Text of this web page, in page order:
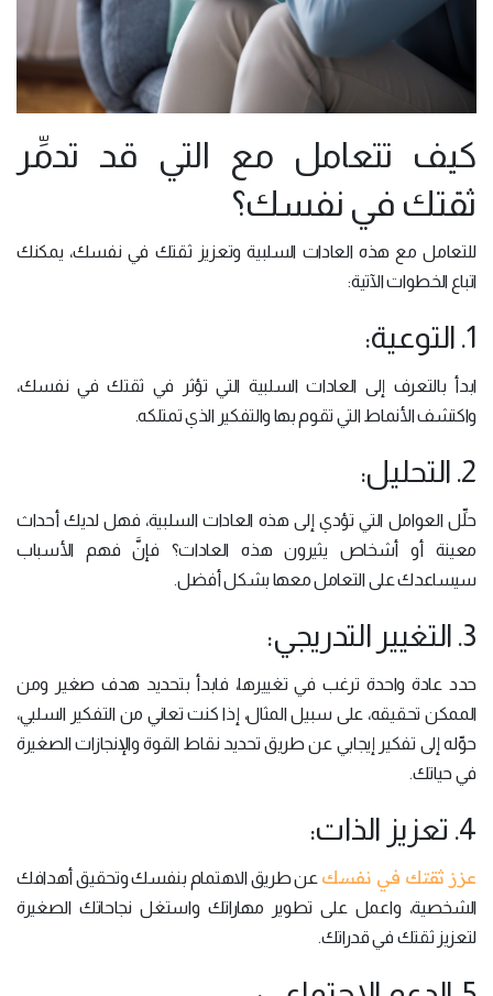
كيف تتعامل مع التي قد تدمِّر
ثقتك في نفسك؟
للتعامل مع هذه العادات السلبية وتعزيز ثقتك في نفسك، يمكنك
اتباع الخطوات الآتية:
1. التوعية:
ابدأ بالتعرف إلى العادات السلبية التي تؤثر في ثقتك في نفسك،
واكتشف الأنماط التي تقوم بها والتفكير الذي تمتلكه.
2. التحليل:
حلِّل العوامل التي تؤدي إلى هذه العادات السلبية، فهل لديك أحداث
معينة أو أشخاص يثيرون هذه العادات؟ فإنَّ فهم الأسباب
سيساعدك على التعامل معها بشكل أفضل.
3. التغيير التدريجي:
حدد عادة واحدة ترغب في تغييرها، فابدأ بتحديد هدف صغير ومن
الممكن تحقيقه، على سبيل المثال، إذا كنت تعاني من التفكير السلبي،
حوِّله إلى تفكير إيجابي عن طريق تحديد نقاط القوة والإنجازات الصغيرة
في حياتك.
4. تعزيز الذات:
عزز ثقتك في نفسك عن طريق الاهتمام بنفسك وتحقيق أهدافك
الشخصية، واعمل على تطوير مهاراتك واستغل نجاحاتك الصغيرة
لتعزيز ثقتك في قدراتك.